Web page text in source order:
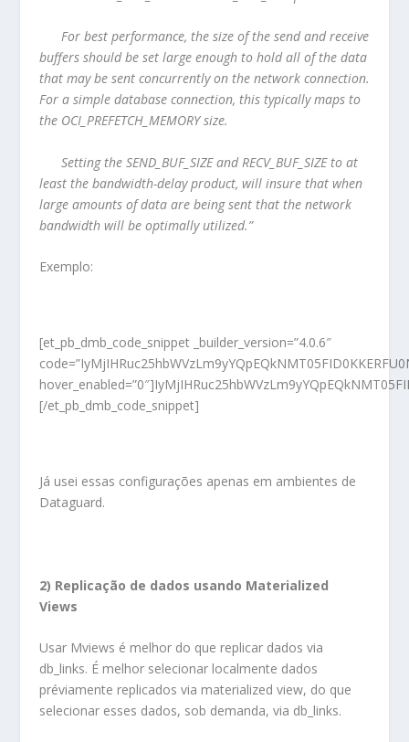
For best performance, the size of the send and receive
buffers should be set large enough to hold all of the data
that may be sent concurrently on the network connection.
For a simple database connection, this typically maps to
the OCI_PREFETCH_MEMORY size.
Setting the SEND_BUF_SIZE and RECV_BUF_SIZE to at
least the bandwidth-delay product, will insure that when
large amounts of data are being sent that the network
bandwidth will be optimally utilized.”
Exemplo:
[et_pb_dmb_code_snippet _builder_version=”4.0.6″
[/et_pb_dmb_code_snippet]
Já usei essas configurações apenas em ambientes de
Dataguard.
2) Replicação de dados usando Materialized
Views
Usar Mviews é melhor do que replicar dados via
db_links. É melhor selecionar localmente dados
préviamente replicados via materialized view, do que
selecionar esses dados, sob demanda, via db_links.